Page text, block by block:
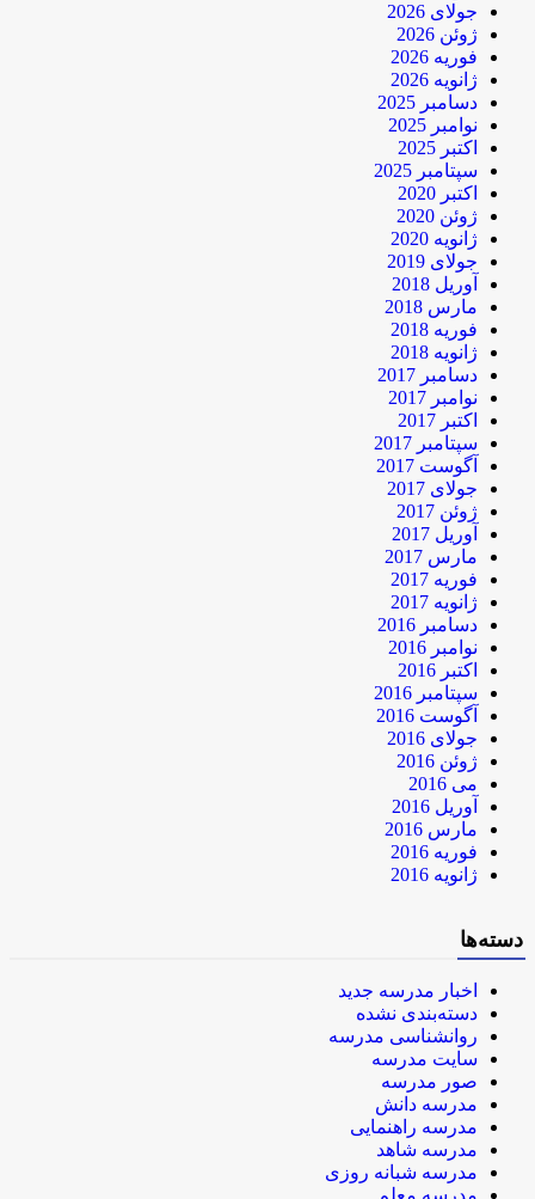
جولای 2026
ژوئن 2026
فوریه 2026
ژانویه 2026
دسامبر 2025
نوامبر 2025
اکتبر 2025
سپتامبر 2025
اکتبر 2020
ژوئن 2020
ژانویه 2020
جولای 2019
آوریل 2018
مارس 2018
فوریه 2018
ژانویه 2018
دسامبر 2017
نوامبر 2017
اکتبر 2017
سپتامبر 2017
آگوست 2017
جولای 2017
ژوئن 2017
آوریل 2017
مارس 2017
فوریه 2017
ژانویه 2017
دسامبر 2016
نوامبر 2016
اکتبر 2016
سپتامبر 2016
آگوست 2016
جولای 2016
ژوئن 2016
می 2016
آوریل 2016
مارس 2016
فوریه 2016
ژانویه 2016
دسته‌ها
اخبار مدرسه جدید
دسته‌بندی نشده
روانشناسی مدرسه
سایت مدرسه
صور مدرسه
مدرسه دانش
مدرسه راهنمایی
مدرسه شاهد
مدرسه شبانه روزی
مدرسه معلم